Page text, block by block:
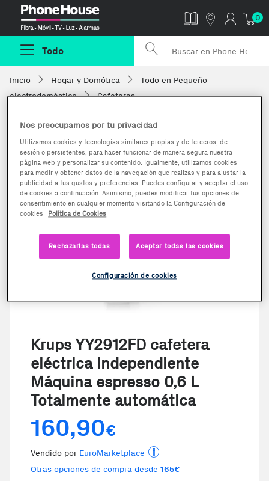
0
Todo
Inicio Hogar y Domótica
Todo en Pequeño
electrodoméstico
Cafeteras
Krups YY2912FD cafetera
eléctrica Independiente
Máquina espresso 0,6 L
Totalmente automática
160,90€
Vendido por EuroMarketplace
Otras opciones de compra desde 165€
Nos preocupamos por tu privacidad
Utilizamos cookies y tecnologías similares propias y de terceros, de
sesión o persistentes, para hacer funcionar de manera segura nuestra
página web y personalizar su contenido. Igualmente, utilizamos cookies
para medir y obtener datos de la navegación que realizas y para ajustar la
publicidad a tus gustos y preferencias. Puedes configurar y aceptar el uso
de cookies a continuación. Asimismo, puedes modificar tus opciones de
consentimiento en cualquier momento visitando la Configuración de
cookies
Política de Cookies
Rechazarlas todas Aceptar todas las cookies
Configuración de cookies